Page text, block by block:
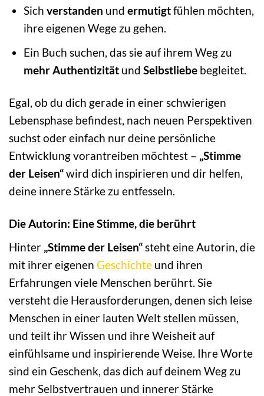
Sich verstanden und ermutigtfühlen möchten,
ihre eigenen Wege zu gehen.
Ein Buch suchen, das sie auf ihrem Weg zu
mehr Authentizitätund Selbstliebebegleitet.
Egal, ob du dich gerade in einer schwierigen
Lebensphase befindest, nach neuen Perspektiven
suchst oder einfach nur deine persönliche
Entwicklung vorantreiben möchtest – „Stimme
der Leisen“wird dich inspirieren und dir helfen,
deine innere Stärke zu entfesseln.
Die Autorin: Eine Stimme, die berührt
Hinter „Stimme der Leisen“steht eine Autorin, die
mit ihrer eigenen Geschichte und ihren
Erfahrungen viele Menschen berührt. Sie
versteht die Herausforderungen, denen sich leise
Menschen in einer lauten Welt stellen müssen,
und teilt ihr Wissen und ihre Weisheit auf
einfühlsame und inspirierende Weise. Ihre Worte
sind ein Geschenk, das dich auf deinem Weg zu
mehr Selbstvertrauen und innerer Stärke